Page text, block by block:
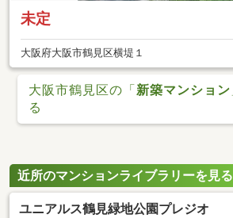
未定
大阪府大阪市鶴見区横堤１
大阪市鶴見区の「新築マンション
る
近所のマンションライブラリーを見る
ユニアルス鶴見緑地公園プレジオ